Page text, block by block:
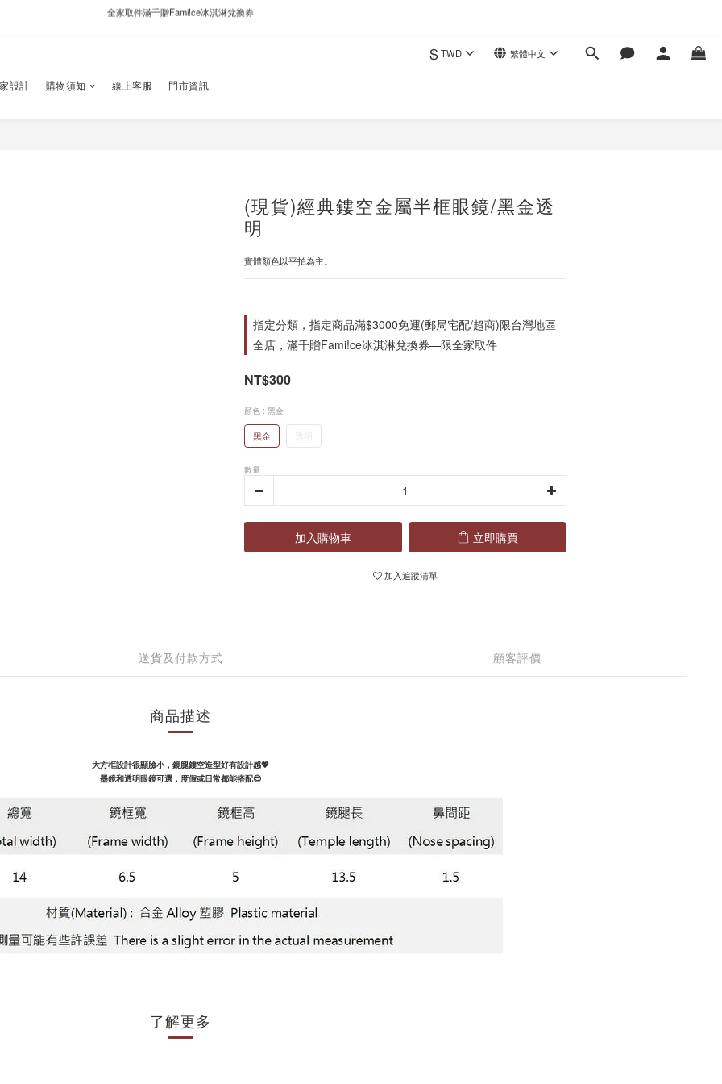
新自製款系列首批限時優惠｜單件95折，任兩件9折
$ TWD 繁體中文
設計 購物須知 線上客服 門市資訊
(現貨)經典鏤空金屬半框眼鏡/黑金透
明
實體顏色以平拍為主。
指定分類，指定商品滿$3000免運(郵局宅配/超商)限台灣地區
全店，滿千贈Fami!ce冰淇淋兌換券—限全家取件
NT$300
顏色 : 黑金
黑金 透明
數量
加入購物車 立即購買
加入追蹤清單
送貨及付款方式 顧客評價
商品描述
大方框設計很顯臉小， 鏡腿鏤空造型好有設計感💖
墨鏡和透明眼鏡可選，度假或日常都能搭配😎
了解更多